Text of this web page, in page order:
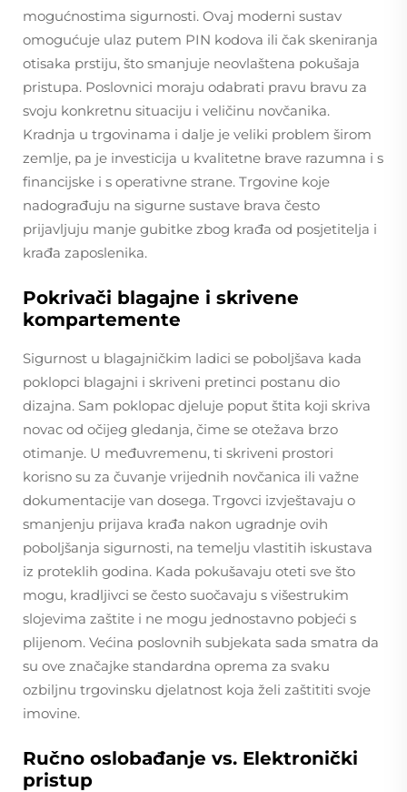
mogućnostima sigurnosti. Ovaj moderni sustav
omogućuje ulaz putem PIN kodova ili čak skeniranja
otisaka prstiju, što smanjuje neovlaštena pokušaja
pristupa. Poslovnici moraju odabrati pravu bravu za
svoju konkretnu situaciju i veličinu novčanika.
Kradnja u trgovinama i dalje je veliki problem širom
zemlje, pa je investicija u kvalitetne brave razumna i s
financijske i s operativne strane. Trgovine koje
nadograđuju na sigurne sustave brava često
prijavljuju manje gubitke zbog krađa od posjetitelja i
krađa zaposlenika.
Pokrivači blagajne i skrivene
kompartemente
Sigurnost u blagajničkim ladici se poboljšava kada
poklopci blagajni i skriveni pretinci postanu dio
dizajna. Sam poklopac djeluje poput štita koji skriva
novac od očijeg gledanja, čime se otežava brzo
otimanje. U međuvremenu, ti skriveni prostori
korisno su za čuvanje vrijednih novčanica ili važne
dokumentacije van dosega. Trgovci izvještavaju o
smanjenju prijava krađa nakon ugradnje ovih
poboljšanja sigurnosti, na temelju vlastitih iskustava
iz proteklih godina. Kada pokušavaju oteti sve što
mogu, kradljivci se često suočavaju s višestrukim
slojevima zaštite i ne mogu jednostavno pobjeći s
plijenom. Većina poslovnih subjekata sada smatra da
su ove značajke standardna oprema za svaku
ozbiljnu trgovinsku djelatnost koja želi zaštititi svoje
imovine.
Ručno oslobađanje vs. Elektronički
pristup